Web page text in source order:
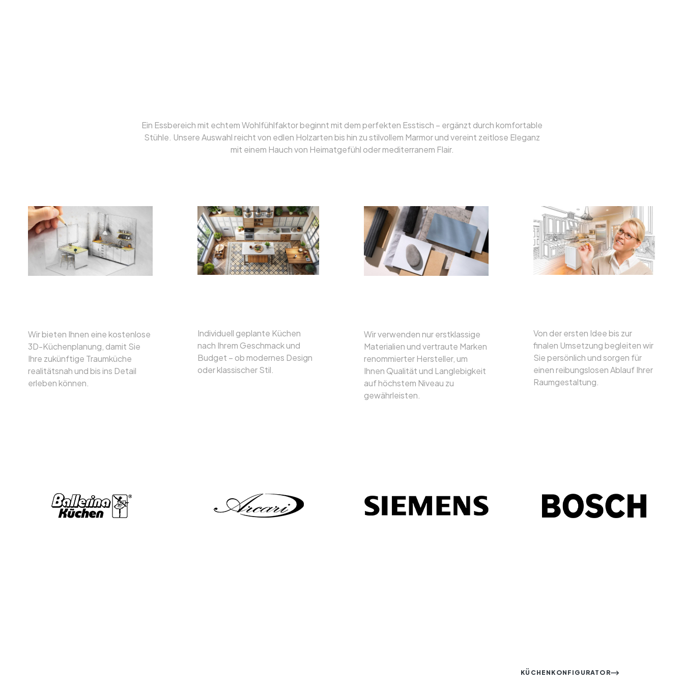
Ein Essbereich mit echtem Wohlfühlfaktor beginnt mit dem perfekten Esstisch – ergänzt durch komfortable
Stühle. Unsere Auswahl reicht von edlen Holzarten bis hin zu stilvollem Marmor und vereint zeitlose Eleganz
mit einem Hauch von Heimatgefühl oder mediterranem Flair.
Wir bieten Ihnen eine kostenlose
3D-Küchenplanung, damit Sie
Ihre zukünftige Traumküche
realitätsnah und bis ins Detail
erleben können.
Individuell geplante Küchen
nach Ihrem Geschmack und
Budget – ob modernes Design
oder klassischer Stil.
Wir verwenden nur erstklassige
Materialien und vertraute Marken
renommierter Hersteller, um
Ihnen Qualität und Langlebigkeit
auf höchstem Niveau zu
gewährleisten.
Von der ersten Idee bis zur
finalen Umsetzung begleiten wir
Sie persönlich und sorgen für
einen reibungslosen Ablauf Ihrer
Raumgestaltung.
KÜCHENKONFIGURATOR